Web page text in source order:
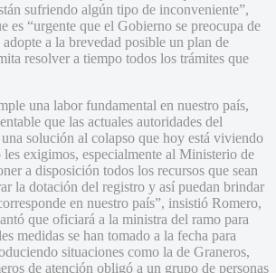
sufriendo algún tipo de inconveniente”,
es “urgente que el Gobierno se preocupa de
a la brevedad posible un plan de
resolver a tiempo todos los trámites que
una labor fundamental en nuestro país,
que las actuales autoridades del
solución al colapso que hoy está viviendo
les exigimos, especialmente al Ministerio de
a disposición todos los recursos que sean
la dotación del registro y así puedan brindar
en nuestro país”, insistió Romero,
que oficiará a la ministra del ramo para
medidas se han tomado a la fecha para
situaciones como la de Graneros,
de atención obligó a un grupo de personas